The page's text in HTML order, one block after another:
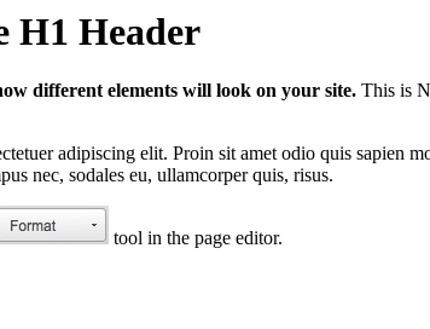
H1 Header
different elements will look on your site. This is
adipiscing elit. Proin sit amet odio quis sapien
nec, sodales eu, ullamcorper quis, risus.
tool in the page editor.